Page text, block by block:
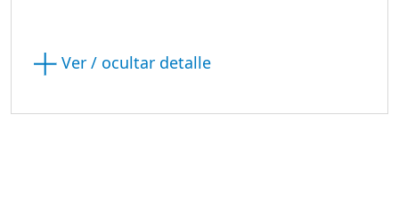
Ver / ocultar detalle